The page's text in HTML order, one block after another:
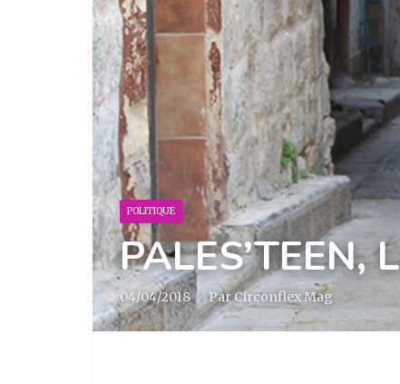
POLITIQUE
PALES’TEEN,
04/04/2018 · Par Circonflex Mag